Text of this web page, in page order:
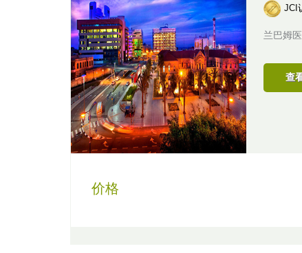
JCI
兰巴姆
查
价格